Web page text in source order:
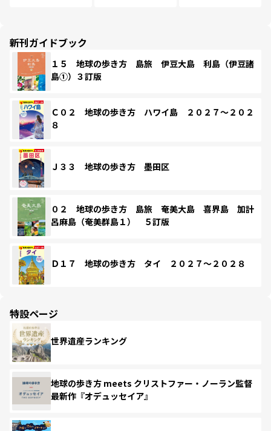
新刊ガイドブック
１５ 地球の歩き方 島旅 伊豆大島 利島（伊豆諸
島①）３訂版
Ｃ０２ 地球の歩き方 ハワイ島 ２０２７～２０２
８
Ｊ３３ 地球の歩き方 墨田区
０２ 地球の歩き方 島旅 奄美大島 喜界島 加計
呂麻島（奄美群島１） ５訂版
Ｄ１７ 地球の歩き方 タイ ２０２７～２０２８
特設ページ
世界遺産ランキング
地球の歩き方 meets クリストファー・ノーラン監督
最新作『オデュッセイア』